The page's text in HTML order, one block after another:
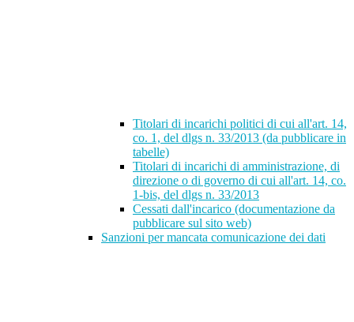
Titolari di incarichi politici di cui all'art. 14,
co. 1, del dlgs n. 33/2013 (da pubblicare in
tabelle)
Titolari di incarichi di amministrazione, di
direzione o di governo di cui all'art. 14, co.
1-bis, del dlgs n. 33/2013
Cessati dall'incarico (documentazione da
pubblicare sul sito web)
Sanzioni per mancata comunicazione dei dati